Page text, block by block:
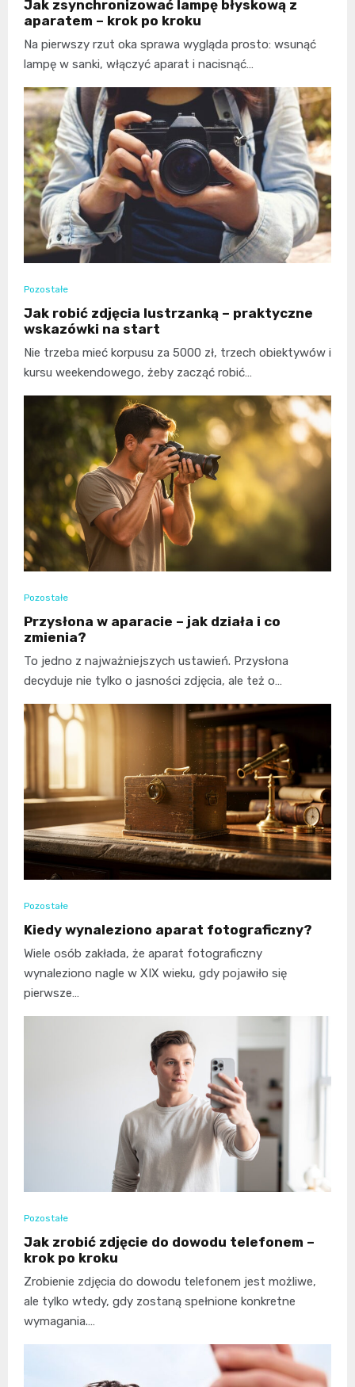
Jak zsynchronizować lampę błyskową z
aparatem – krok po kroku
Na pierwszy rzut oka sprawa wygląda prosto: wsunąć
lampę w sanki, włączyć aparat i nacisnąć…
Pozostałe
Jak robić zdjęcia lustrzanką – praktyczne
wskazówki na start
Nie trzeba mieć korpusu za 5000 zł, trzech obiektywów i
kursu weekendowego, żeby zacząć robić…
Pozostałe
Przysłona w aparacie – jak działa i co
zmienia?
To jedno z najważniejszych ustawień. Przysłona
decyduje nie tylko o jasności zdjęcia, ale też o…
Pozostałe
Kiedy wynaleziono aparat fotograficzny?
Wiele osób zakłada, że aparat fotograficzny
wynaleziono nagle w XIX wieku, gdy pojawiło się
pierwsze…
Pozostałe
Jak zrobić zdjęcie do dowodu telefonem –
krok po kroku
Zrobienie zdjęcia do dowodu telefonem jest możliwe,
ale tylko wtedy, gdy zostaną spełnione konkretne
wymagania.…